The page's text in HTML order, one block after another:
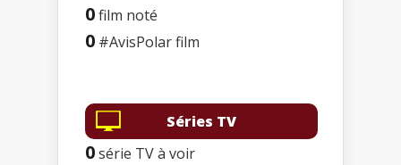
0film noté
0 #AvisPolar film
Séries TV
0série TV à voir